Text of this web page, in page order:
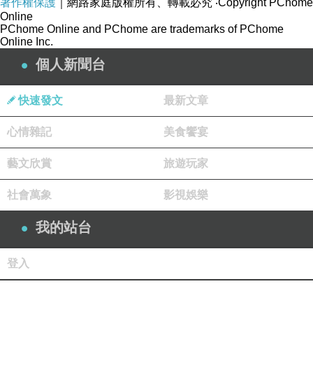
著作權保護 ｜網路家庭版權所有、轉載必究 ‧Copyright PChome
Online
PChome Online and PChome are trademarks of PChome
Online Inc.
個人新聞台
快速發文 最新文章
心情雜記 美食饗宴
藝文欣賞 旅遊玩家
社會萬象 影視娛樂
我的站台
登入